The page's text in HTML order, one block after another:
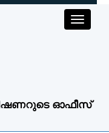
ഓഫീസ്